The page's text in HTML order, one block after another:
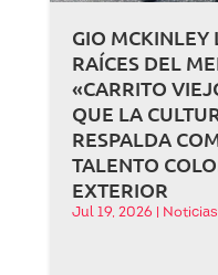
GIO MCKINLEY
RAÍCES DEL
«CARRITO
QUE LA
RESPALDA
TALENTO
EXTERIOR
Jul 19, 2026 Noticias